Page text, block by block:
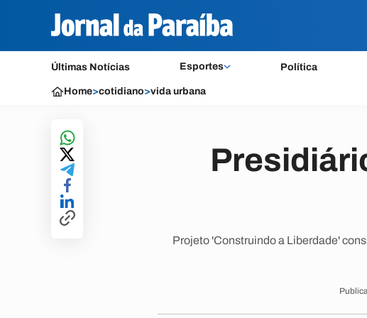
Últimas Notícias Esportes Política
Home>cotidiano>vida urbana
Projeto 'Construindo a Liberdade'